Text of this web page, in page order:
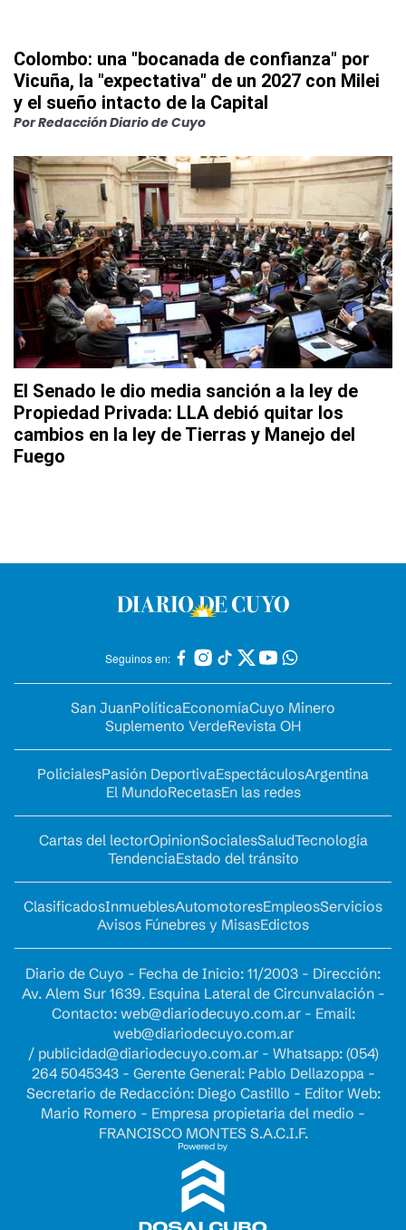
Colombo: una "bocanada de confianza" por
Vicuña, la "expectativa" de un 2027 con Milei
y el sueño intacto de la Capital
PorRedacción Diario de Cuyo
El Senado le dio media sanción a la ley de
Propiedad Privada: LLA debió quitar los
cambios en la ley de Tierras y Manejo del
Fuego
Seguinos en:
San JuanPolíticaEconomíaCuyo Minero
Suplemento VerdeRevista OH
PolicialesPasión DeportivaEspectáculosArgentina
El MundoRecetasEn las redes
Cartas del lectorOpinionSocialesSaludTecnología
TendenciaEstado del tránsito
ClasificadosInmueblesAutomotoresEmpleosServicios
Avisos Fúnebres y MisasEdictos
Diario de Cuyo - Fecha de Inicio: 11/2003 - Dirección:
Av. Alem Sur 1639. Esquina Lateral de Circunvalación -
Contacto: web@diariodecuyo.com.ar- Email:
web@diariodecuyo.com.ar
/ publicidad@diariodecuyo.com.ar- Whatsapp: (054)
264 5045343 - Gerente General: Pablo Dellazoppa -
Secretario de Redacción: Diego Castillo - Editor Web:
Mario Romero - Empresa propietaria del medio -
FRANCISCO MONTES S.A.C.I.F.